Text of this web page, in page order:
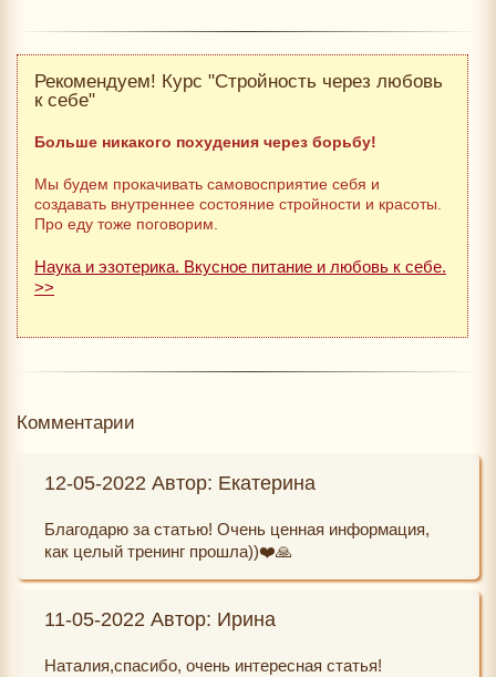
Рекомендуем! Курс "Стройность через любовь
к себе"
Больше никакого похудения через борьбу!
Мы будем прокачивать самовосприятие себя и
создавать внутреннее состояние стройности и красоты.
Про еду тоже поговорим.
Наука и эзотерика. Вкусное питание и любовь к себе.
>>
Комментарии
12-05-2022 Автор: Екатерина
Благодарю за статью! Очень ценная информация,
как целый тренинг прошла))❤️🙏
11-05-2022 Автор: Ирина
Наталия,спасибо, очень интересная статья!